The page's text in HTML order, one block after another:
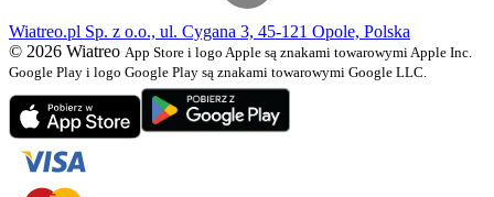
Wiatreo.pl Sp. z o.o., ul. Cygana 3, 45-121 Opole, Polska
© 2026 Wiatreo App Store i logo Apple są znakami towarowymi Apple Inc.
Google Play i logo Google Play są znakami towarowymi Google LLC.